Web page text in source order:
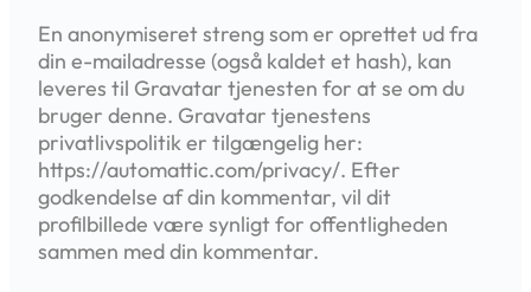
En anonymiseret streng som er oprettet ud fra
din e-mailadresse (også kaldet et hash), kan
leveres til Gravatar tjenesten for at se om du
bruger denne. Gravatar tjenestens
privatlivspolitik er tilgængelig her:
https://automattic.com/privacy/. Efter
godkendelse af din kommentar, vil dit
profilbillede være synligt for offentligheden
sammen med din kommentar.